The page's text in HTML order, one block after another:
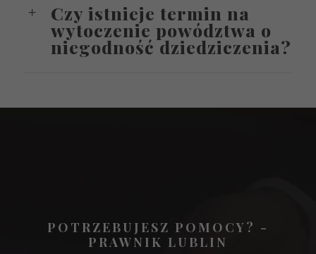
Czy istnieje termin na
wytoczenie powództwa o
niegodność dziedziczenia?
POTRZEBUJESZ POMOCY? -
PRAWNIK LUBLIN